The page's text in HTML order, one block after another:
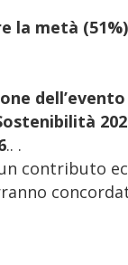
metà
.. .
contributo